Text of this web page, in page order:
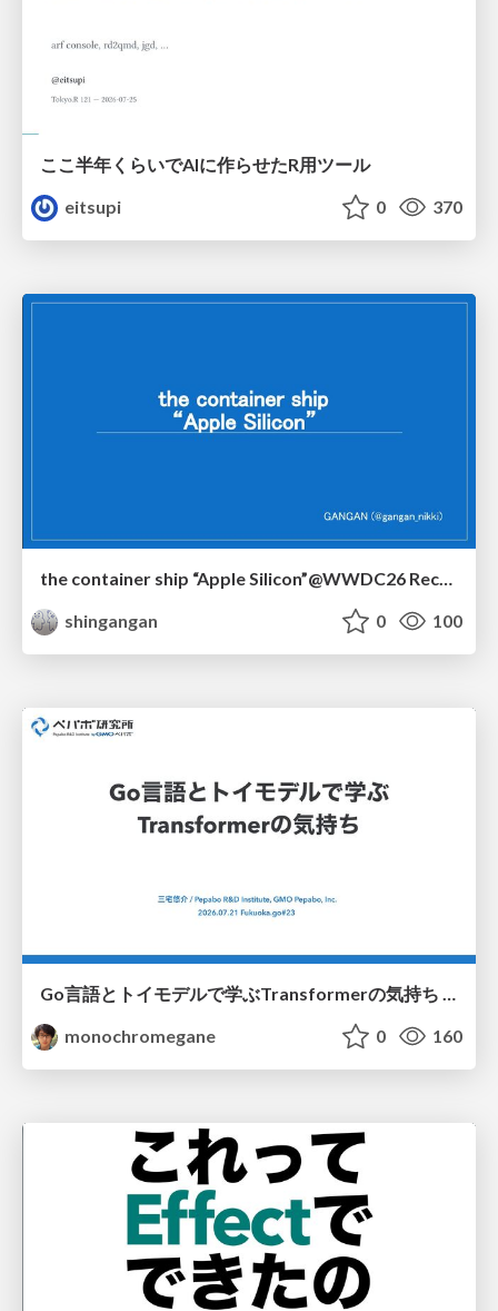
ここ半年くらいでAIに作らせたR用ツール
eitsupi
0 370
the container ship “Apple Silicon”@WWDC26 Recap -Japan-\(region).swift
shingangan
0 100
monochromegane
0 160